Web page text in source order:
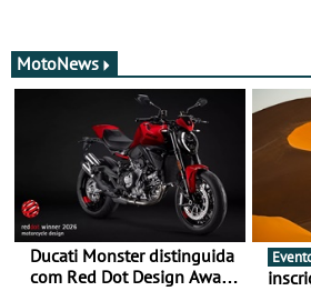
MotoNews
Ducati Monster distinguida
com Red Dot Design Award